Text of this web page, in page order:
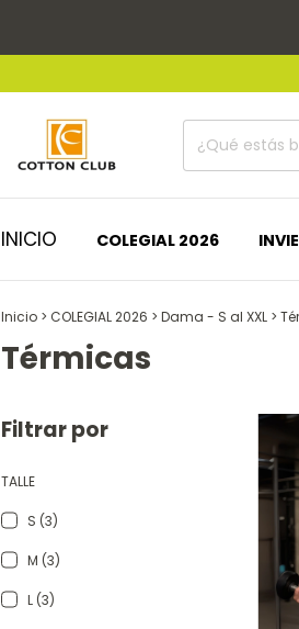
INICIO COLEGIAL 2026
Inicio > COLEGIAL 2026 > Dama - S al XXL >
Térmicas
Filtrar por
TALLE
S (3)
M (3)
L (3)